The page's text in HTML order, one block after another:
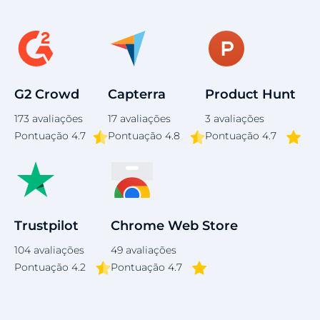
G2 Crowd
173 avaliações
Pontuação 4.7
Capterra
17 avaliações
Pontuação 4.8
Product Hunt
3 avaliações
Pontuação 4.7
Trustpilot
104 avaliações
Pontuação 4.2
Chrome Web Store
49 avaliações
Pontuação 4.7